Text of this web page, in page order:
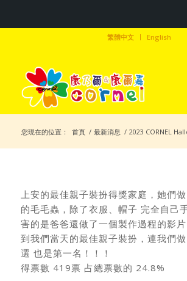
繁體中文 English
您現在的位置： 首頁 / 最新消息 / 2023 CORNEL
上安的最佳親子裝扮得獎家庭，她們
的毛毛蟲，除了衣服、帽子 完全自己
害的是爸爸還做了一個製作過程的影
到我們當天的最佳親子裝扮，連我們
選 也是第一名！！！
得票數 419票 占總票數的 24.8%